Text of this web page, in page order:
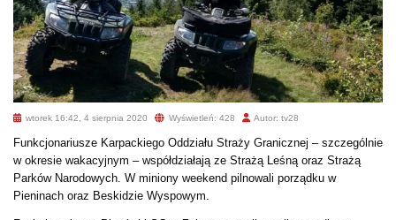
wtorek 16:42, 4 sierpnia 2020 Wyświetleń: 428 Autor: tv28
Funkcjonariusze Karpackiego Oddziału Straży Granicznej – szczególnie
w okresie wakacyjnym – współdziałają ze Strażą Leśną oraz Strażą
Parków Narodowych. W miniony weekend pilnowali porządku w
Pieninach oraz Beskidzie Wyspowym.